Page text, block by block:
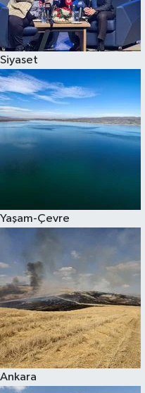
Siyaset
Yaşam-Çevre
Ankara
Spor
Çocuk
Eğitim
Kim kimdir?
Kültür Sanat
Sağlık
Siyaset
Teknoloji